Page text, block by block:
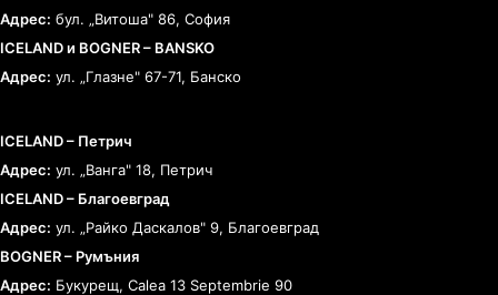
Адрес: бул. „Витоша" 86, София
ICELAND и BOGNER – BANSKO
Адрес: ул. „Глазне" 67-71, Банско
ICELAND – Петрич
Адрес: ул. „Ванга" 18, Петрич
ICELAND – Благоевград
Адрес: ул. „Райко Даскалов" 9, Благоевград
BOGNER – Румъния
Адрес: Букурещ, Calea 13 Septembrie 90